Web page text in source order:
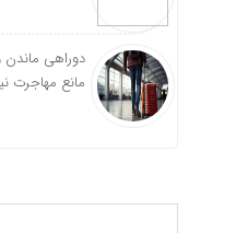
دوراهی ماندن
مانع مهاجرت